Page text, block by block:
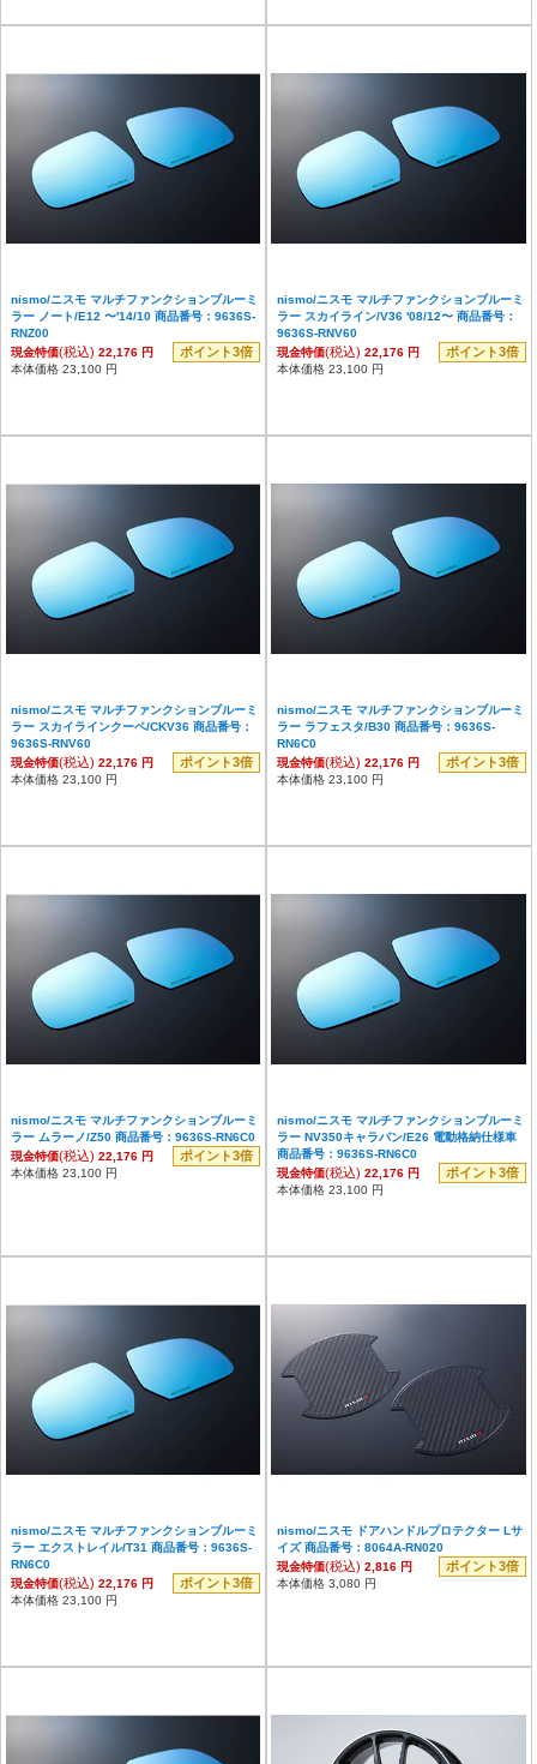
nismo/ニスモ マルチファンクションブルーミ
ラー ノート/E12 〜'14/10 商品番号：9636S-
RNZ00
現金特価(税込) 22,176 円 ポイント3倍
本体価格 23,100 円
nismo/ニスモ マルチファンクションブルーミ
ラー スカイライン/V36 '08/12〜 商品番号：
9636S-RNV60
現金特価(税込) 22,176 円 ポイント3倍
本体価格 23,100 円
nismo/ニスモ マルチファンクションブルーミ
ラー スカイラインクーペ/CKV36 商品番号：
9636S-RNV60
現金特価(税込) 22,176 円 ポイント3倍
本体価格 23,100 円
nismo/ニスモ マルチファンクションブルーミ
ラー ラフェスタ/B30 商品番号：9636S-
RN6C0
現金特価(税込) 22,176 円 ポイント3倍
本体価格 23,100 円
nismo/ニスモ マルチファンクションブルーミ
ラー ムラーノ/Z50 商品番号：9636S-RN6C0
現金特価(税込) 22,176 円 ポイント3倍
本体価格 23,100 円
nismo/ニスモ マルチファンクションブルーミ
ラー NV350キャラバン/E26 電動格納仕様車
商品番号：9636S-RN6C0
現金特価(税込) 22,176 円 ポイント3倍
本体価格 23,100 円
nismo/ニスモ マルチファンクションブルーミ
ラー エクストレイル/T31 商品番号：9636S-
RN6C0
現金特価(税込) 22,176 円 ポイント3倍
本体価格 23,100 円
nismo/ニスモ ドアハンドルプロテクター Lサ
イズ 商品番号：8064A-RN020
現金特価(税込) 2,816 円 ポイント3倍
本体価格 3,080 円